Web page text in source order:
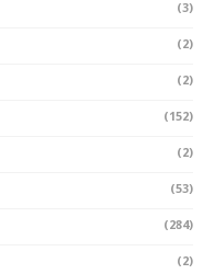
(3)
(2)
(2)
(152)
(2)
(53)
(284)
(2)